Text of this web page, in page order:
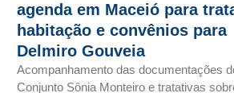
agenda em Maceió para
habitação e convênios para
Delmiro Gouveia
Acompanhamento das documentações
Conjunto Sônia Monteiro e tratativas